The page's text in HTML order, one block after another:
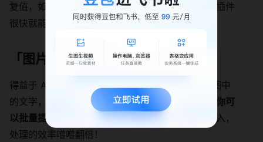
复值，如果一个一个挑选删除会很费时间，用这个插件
很快就能清理，非常不错，值得夸夸夸
「图片转文字」插件
得益于 AI 能力的增强，现在很多产品都支持识别图中
的文字，
在多维表格上使用「图片转文字」插件，你可
以批量提取大量图片中的内容，再把数据自动化写入，
处理的效率噌噌翻倍！